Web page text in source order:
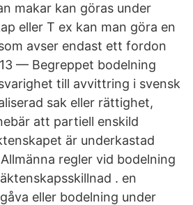
makar kan göras under
eller T ex kan man göra en
avser endast ett fordon
— Begreppet bodelning
till avvittring i svensk
sak eller rättighet,
att partiell enskild
är underkastad
regler vid bodelning
. en
eller bodelning under